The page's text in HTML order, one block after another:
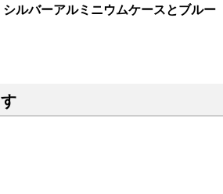
ルバーアルミニウムケースとブルー